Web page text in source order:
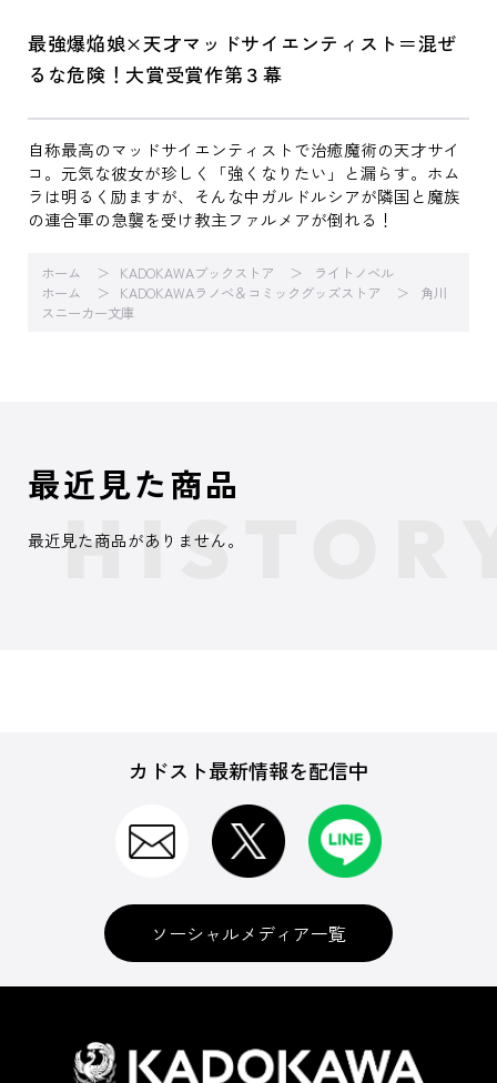
最強爆焔娘×天才マッドサイエンティスト＝混ぜ
るな危険！大賞受賞作第３幕
自称最高のマッドサイエンティストで治癒魔術の天才サイ
コ。元気な彼女が珍しく「強くなりたい」と漏らす。ホム
ラは明るく励ますが、そんな中ガルドルシアが隣国と魔族
の連合軍の急襲を受け教主ファルメアが倒れる！
ホーム KADOKAWAブックストア
ライトノベル
ホーム
KADOKAWAラノベ＆コミックグッズストア
角川
スニーカー文庫
最近見た商品
最近見た商品がありません。
カドスト最新情報を配信中
ソーシャルメディア一覧